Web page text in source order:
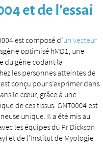
et de l’essai
est composé d’un vecteur
optimisé hMD1, une
du gène codant la
les personnes atteintes de
conçu pour s’exprimer dans
le cœur, grâce à une
de ces tissus. GNT0004 est
unique. Il a été mis au
les équipes du Pr Dickson
et de l’Institut de Myologie